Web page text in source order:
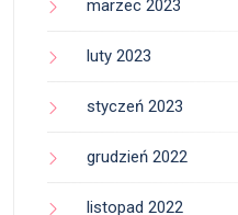
marzec 2023
luty 2023
styczeń 2023
grudzień 2022
listopad 2022